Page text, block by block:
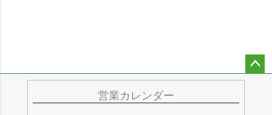
営業カレンダー